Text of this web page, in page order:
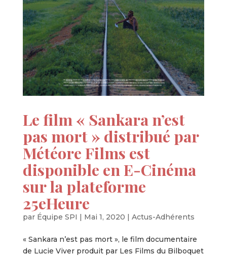
Le film « Sankara n’est
pas mort » distribué par
Météore Films est
disponible en E-Cinéma
sur la plateforme
25eHeure
par Équipe SPI | Mai 1, 2020 | Actus-Adhérents
« Sankara n’est pas mort », le film documentaire
de Lucie Viver produit par Les Films du Bilboquet